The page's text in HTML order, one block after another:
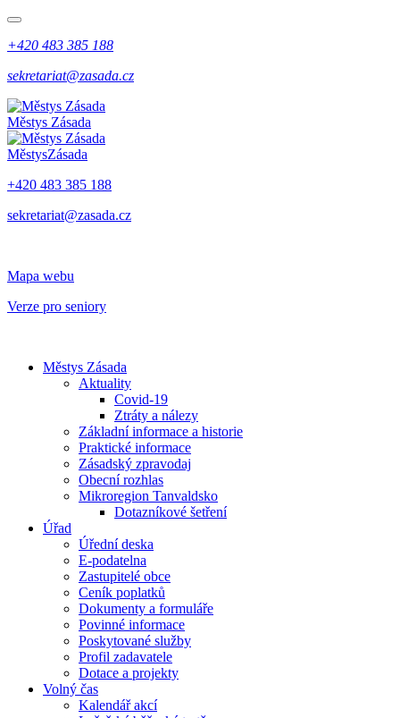
+420 483 385 188
sekretariat@zasada.cz
Městys Zásada
MěstysZásada
+420 483 385 188
sekretariat@zasada.cz
Mapa webu
Verze pro seniory
Městys Zásada
Aktuality
Covid-19
Ztráty a nálezy
Základní informace a historie
Praktické informace
Zásadský zpravodaj
Obecní rozhlas
Mikroregion Tanvaldsko
Dotazníkové šetření
Úřad
Úřední deska
E-podatelna
Zastupitelé obce
Ceník poplatků
Dokumenty a formuláře
Povinné informace
Poskytované služby
Profil zadavatele
Dotace a projekty
Volný čas
Kalendář akcí